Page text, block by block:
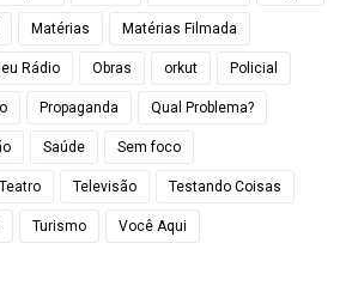
Matérias Matérias Filmada
Rádio Obras orkut Policial
Propaganda Qual Problema?
Saúde Sem foco
Teatro Televisão Testando Coisas
Turismo Você Aqui